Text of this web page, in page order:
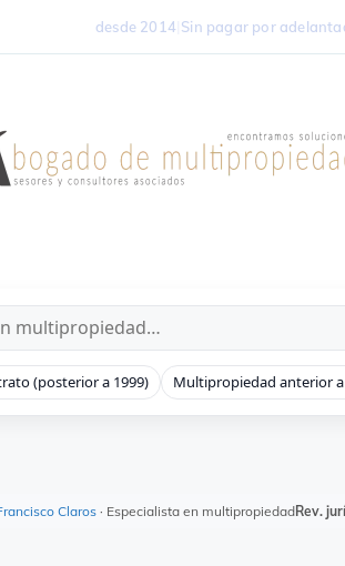
desde 2014 Sin pagar por
(posterior a 1999) Multipropiedad anterior a
Claros · Especialista en multipropiedadRev.